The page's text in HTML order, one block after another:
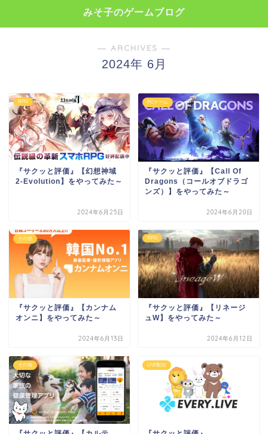
みそ子のゲームブログ
― ARCHIVES ―
2024年 6月
RPG
『サクッと評価』【幻想神域
2-Evolution】をやってみた～
2024年6月25日
PCゲーム
『サクッと評価』【Call Of
Dragons（コールオブドラゴ
ンズ）】をやってみた～
2024年6月20日
その他
『サクッと評価』【カンナム
オンニ】をやってみた～
2024年6月13日
RPG
『サクッと評価』【リネージ
ュW】をやってみた～
2024年6月12日
その他 LIVE配信